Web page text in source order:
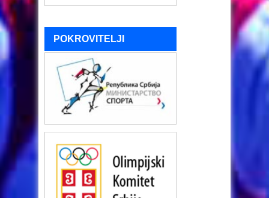
POKROVITELJI